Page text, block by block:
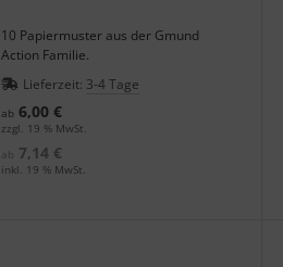
10 Papiermuster aus der Gmund
Action Familie.
Lieferzeit: 3-4 Tage
ab 6,00 €
zzgl. 19 % MwSt.
ab
7,14 €
inkl. 19 % MwSt.